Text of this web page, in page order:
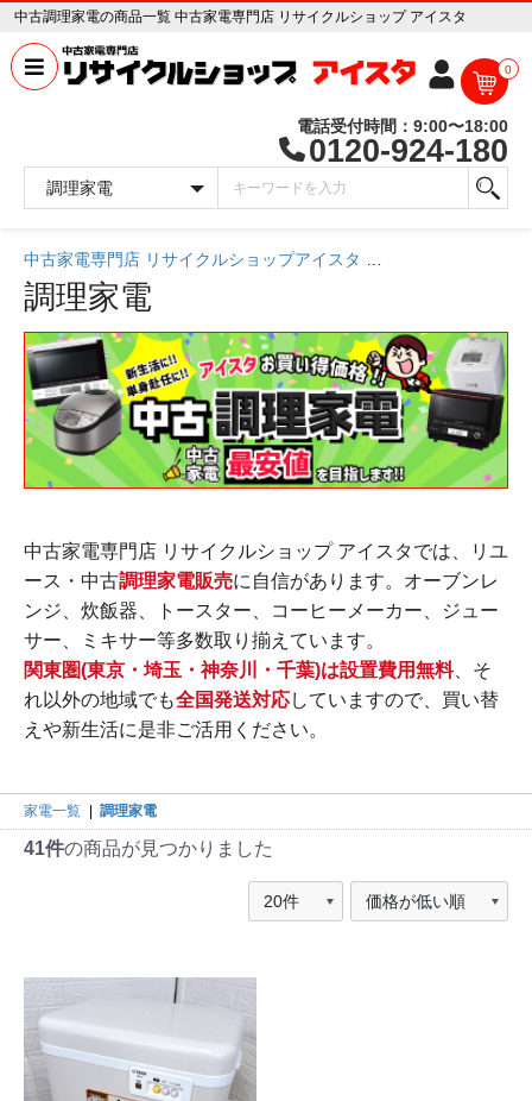
中古調理家電の商品一覧 中古家電専門店 リサイクルショップ アイスタ
0
電話受付時間：9:00〜18:00
0120-924-180
中古家電専門店 リサイクルショップアイスタ
調理家電
中古家電専門店 リサイクルショップ アイスタでは、リユ
ース・中古調理家電販売に自信があります。オーブンレ
ンジ、炊飯器、トースター、コーヒーメーカー、ジュー
サー、ミキサー等多数取り揃えています。
関東圏(東京・埼玉・神奈川・千葉)は設置費用無料、そ
れ以外の地域でも全国発送対応していますので、買い替
えや新生活に是非ご活用ください。
家電一覧 調理家電
41件の商品が見つかりました